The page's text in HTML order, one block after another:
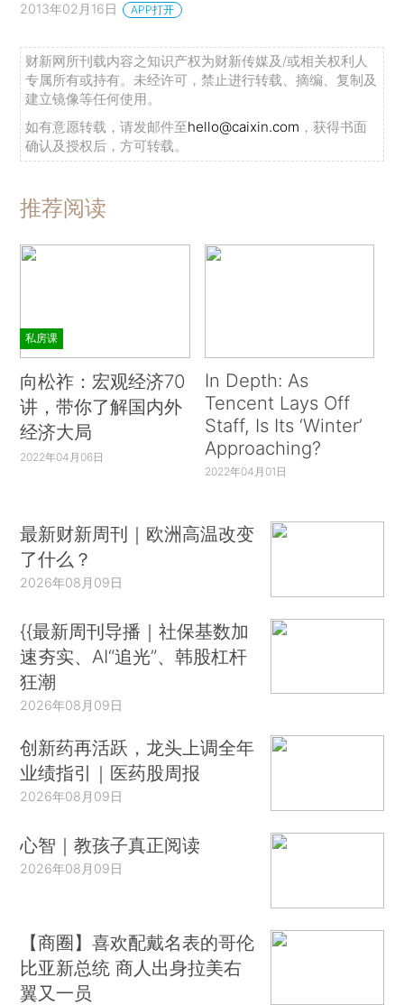
2013年02月16日 APP打开
财新网所刊载内容之知识产权为财新传媒及/或相关权利人
专属所有或持有。未经许可，禁止进行转载、摘编、复制及
建立镜像等任何使用。
如有意愿转载，请发邮件至hello@caixin.com ，获得书面
确认及授权后，方可转载。
推荐阅读
私房课
向松祚：宏观经济70
讲，带你了解国内外
经济大局
2022年04月06日
In Depth: As
Tencent Lays Off
Staff, Is Its ‘Winter’
Approaching?
2022年04月01日
最新财新周刊｜欧洲高温改变
了什么？
2026年08月09日
{{最新周刊导播｜社保基数加
速夯实、AI“追光”、韩股杠杆
狂潮
2026年08月09日
创新药再活跃，龙头上调全年
业绩指引｜医药股周报
2026年08月09日
心智｜教孩子真正阅读
2026年08月09日
【商圈】喜欢配戴名表的哥伦
比亚新总统 商人出身拉美右
翼又一员